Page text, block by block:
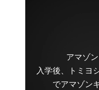
アマゾ
入学後、トミヨ
でアマゾン